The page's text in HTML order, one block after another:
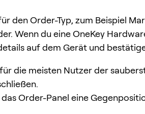
den Order-Typ, zum Beispiel
Wenn du eine OneKey
auf dem Gerät und
die meisten Nutzer der
Order-Panel eine